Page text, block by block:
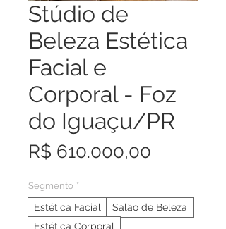
Stúdio de
Beleza Estética
Facial e
Corporal - Foz
do Iguaçu/PR
R$ 610.000,00
Segmento *
Estética Facial
Salão de Beleza
Estética Corporal